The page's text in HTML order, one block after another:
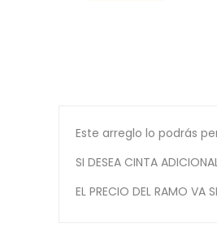
Este arreglo lo podrás
SI DESEA CINTA
EL PRECIO DEL RAMO VA